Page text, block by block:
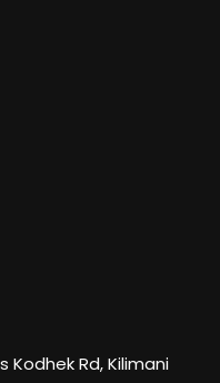
Kodhek Rd, Kilimani